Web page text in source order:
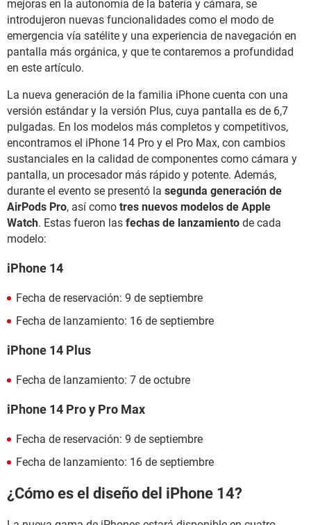
mejoras en la autonomía de la batería y cámara, se
introdujeron nuevas funcionalidades como el modo de
emergencia vía satélite y una experiencia de navegación en
pantalla más orgánica, y que te contaremos a profundidad
en este artículo.
La nueva generación de la familia iPhone cuenta con una
versión estándar y la versión Plus, cuya pantalla es de 6,7
pulgadas. En los modelos más completos y competitivos,
encontramos el iPhone 14 Pro y el Pro Max, con cambios
sustanciales en la calidad de componentes como cámara y
pantalla, un procesador más rápido y potente. Además,
durante el evento se presentó la segunda generación de
AirPods Pro, así como tres nuevos modelos de Apple
Watch. Estas fueron las fechas de lanzamiento de cada
modelo:
iPhone 14
Fecha de reservación: 9 de septiembre
Fecha de lanzamiento: 16 de septiembre
iPhone 14 Plus
Fecha de lanzamiento: 7 de octubre
iPhone 14 Pro y Pro Max
Fecha de reservación: 9 de septiembre
Fecha de lanzamiento: 16 de septiembre
¿Cómo es el diseño del iPhone 14?